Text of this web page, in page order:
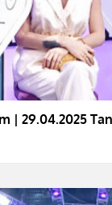
| 29.04.2025